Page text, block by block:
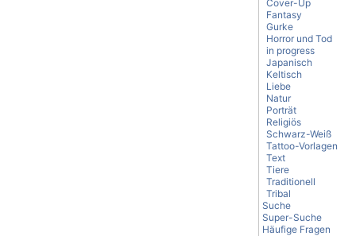
Cover-Up
Fantasy
Gurke
Horror und Tod
in progress
Japanisch
Keltisch
Liebe
Natur
Porträt
Religiös
Schwarz-Weiß
Tattoo-Vorlagen
Text
Tiere
Traditionell
Tribal
Suche
Super-Suche
Häufige Fragen